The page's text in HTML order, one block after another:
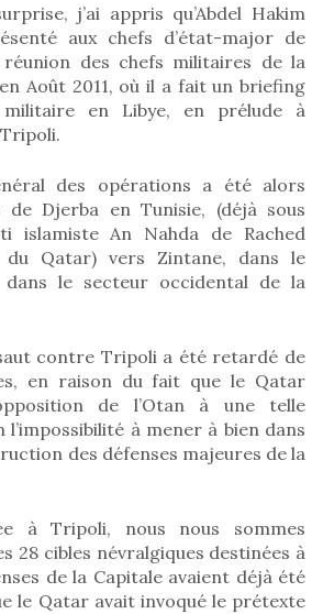
j’ai appris qu’Abdel Hakim
aux chefs d’état-major de
réunion des chefs militaires de la
Août 2011, où il a fait un briefing
en Libye, en prélude à
des opérations a été alors
de Djerba en Tunisie, (déjà sous
islamiste An Nahda de Rached
du Qatar) vers Zintane, dans le
dans le secteur occidental de la
contre Tripoli a été retardé de
en raison du fait que le Qatar
de l’Otan à une telle
à mener à bien dans
des défenses majeures de la
à Tripoli, nous nous sommes
28 cibles névralgiques destinées à
de la Capitale avaient déjà été
le Qatar avait invoqué le prétexte